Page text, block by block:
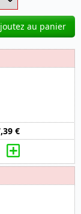
au panier
€